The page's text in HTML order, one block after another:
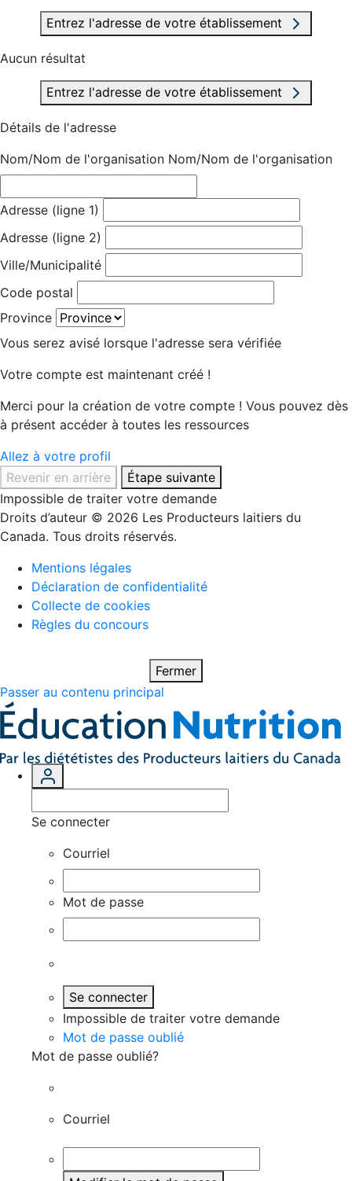
Entrez l'adresse de votre établissement
Aucun résultat
Entrez l'adresse de votre établissement
Détails de l'adresse
Nom/Nom de l'organisation Nom/Nom de l'organisation
Adresse (ligne 1)
Adresse (ligne 2)
Ville/Municipalité
Code postal
Province
Vous serez avisé lorsque l'adresse sera vérifiée
Votre compte est maintenant créé !
Merci pour la création de votre compte ! Vous pouvez dès
à présent accéder à toutes les ressources
Allez à votre profil
Revenir en arrière
Étape suivante
Impossible de traiter votre demande
Droits d’auteur © 2026 Les Producteurs laitiers du
Canada. Tous droits réservés.
Mentions légales
Déclaration de confidentialité
Collecte de cookies
Règles du concours
Fermer
Passer au contenu principal
Se connecter
Courriel
Mot de passe
Se connecter
Impossible de traiter votre demande
Mot de passe oublié
Mot de passe oublié?
Courriel